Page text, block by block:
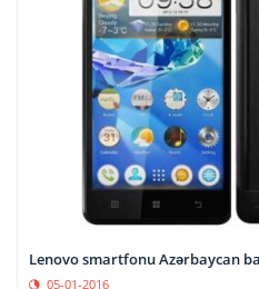
Lenovo smartfonu Azərbaycan
05-01-2016